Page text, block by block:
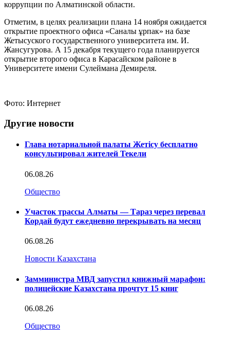
коррупции по Алматинской области.
Отметим, в целях реализации плана 14 ноября ожидается
открытие проектного офиса «Саналы ұрпак» на базе
Жетысуского государственного университета им. И.
Жансугурова. А 15 декабря текущего года планируется
открытие второго офиса в Карасайском районе в
Университете имени Сулеймана Демиреля.
Фото: Интернет
Другие новости
Глава нотариальной палаты Жетісу бесплатно
консультировал жителей Текели
06.08.26
Общество
Участок трассы Алматы — Тараз через перевал
Кордай будут ежедневно перекрывать на месяц
06.08.26
Новости Казахстана
Замминистра МВД запустил книжный марафон:
полицейские Казахстана прочтут 15 книг
06.08.26
Общество